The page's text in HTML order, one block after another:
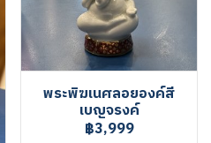
พระพิฆเนศลอยองค์สี
เบญจรงค์
฿3,999